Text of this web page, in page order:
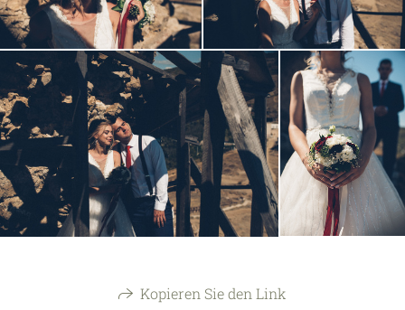
Kopieren Sie den Link